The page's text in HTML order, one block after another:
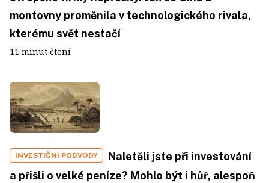
montovny proměnila v technologického rivala,
kterému svět nestačí
11 minut čtení
INVESTIČNÍ PODVODY
Naletěli jste při investování
a přišli o velké peníze? Mohlo být i hůř, alespoň